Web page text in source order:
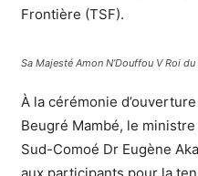
Frontière (TSF).
Sa Majesté Amon N’Douffou V Roi du
À la cérémonie
Beugré Mambé, le
Sud-Comoé Dr Eugène